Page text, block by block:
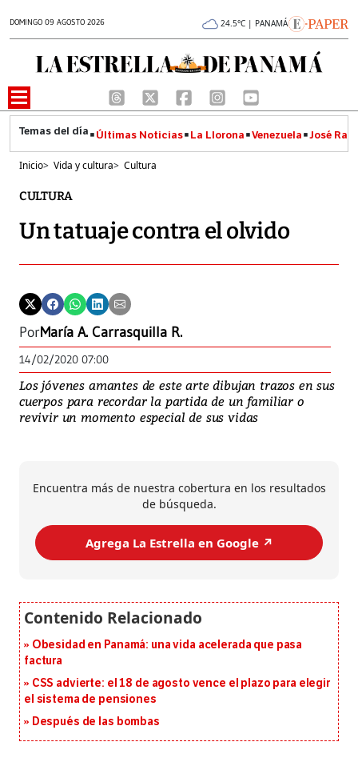
DOMINGO 09 AGOSTO 2026 24.5°C | PANAMÁ
Últimas Noticias La Llorona Venezuela José
Inicio> Vida y cultura> Cultura
CULTURA
Un tatuaje contra el olvido
PorMaría A. Carrasquilla R.
14/02/2020 07:00
Los jóvenes amantes de este arte dibujan trazos en sus
cuerpos para recordar la partida de un familiar o
revivir un momento especial de sus vidas
Encuentra más de nuestra cobertura en los resultados
de búsqueda.
Agrega La Estrella en Google ↗️
Obesidad en Panamá: una vida acelerada que pasa
factura
CSS advierte: el 18 de agosto vence el plazo para elegir
el sistema de pensiones
Después de las bombas